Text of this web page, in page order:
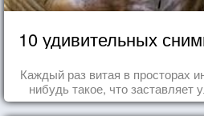
10 удивительных
Каждый раз витая в просторах
нибудь такое, что заставляет